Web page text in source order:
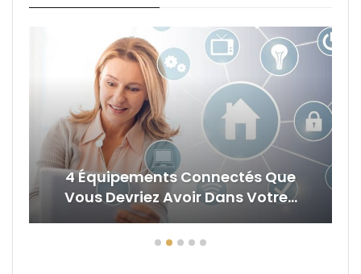
4 Équipements Connectés Que
Vous Devriez Avoir Dans Votre…